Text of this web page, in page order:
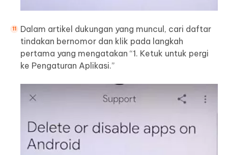
Dalam artikel dukungan yang muncul, cari daftar
tindakan bernomor dan klik pada langkah
pertama yang mengatakan “1. Ketuk untuk pergi
ke Pengaturan Aplikasi.”